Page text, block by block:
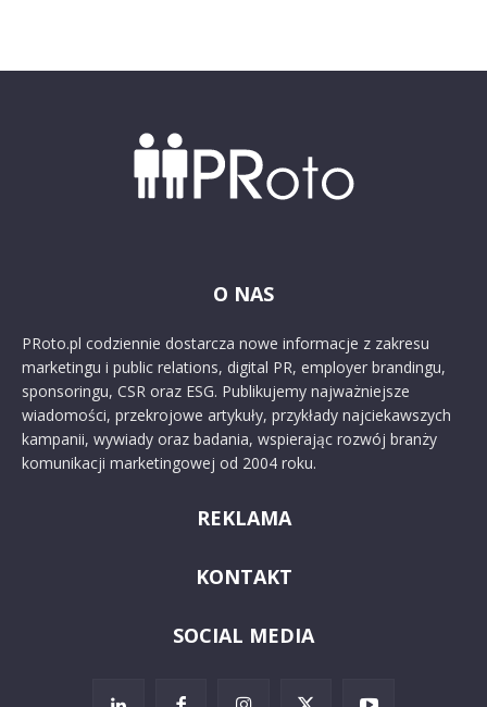
O NAS
PRoto.pl codziennie dostarcza nowe informacje z zakresu
marketingu i public relations, digital PR, employer brandingu,
sponsoringu, CSR oraz ESG. Publikujemy najważniejsze
wiadomości, przekrojowe artykuły, przykłady najciekawszych
kampanii, wywiady oraz badania, wspierając rozwój branży
komunikacji marketingowej od 2004 roku.
REKLAMA
KONTAKT
SOCIAL MEDIA